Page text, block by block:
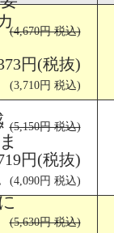
(4,670円 税込)
円(税抜)
(3,710円 税込)
(5,150円 税込)
円(税抜)
(4,090円 税込)
(5,630円 税込)